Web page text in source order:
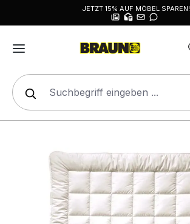
JETZT 15% AUF MÖBEL SPAREN!
Bildergalerie überspringen